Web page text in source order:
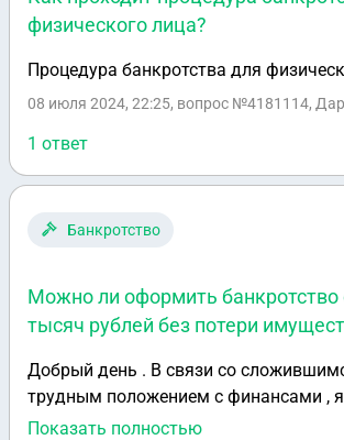
физического лица?
Процедура банкротства для
08 июля 2024, 22:25, вопрос №4181114,
1 ответ
Банкротство
Можно ли оформить банкротство
тысяч рублей без потери
Добрый день . В связи со
трудным положением с финансами , я
выплачивать то что должна . Хотела
Показать полностью